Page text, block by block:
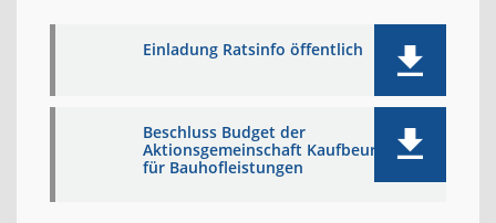
Einladung Ratsinfo öffentlich
Beschluss Budget der
Aktionsgemeinschaft Kaufbeuren
für Bauhofleistungen